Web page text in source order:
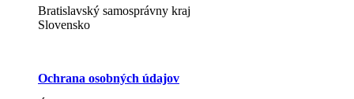
Bratislavský samosprávny kraj
Slovensko
Ochrana osobných údajov